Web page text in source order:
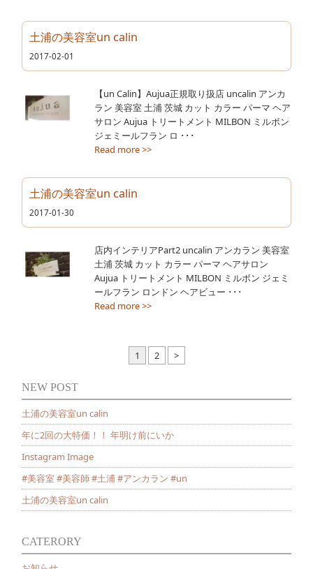
土浦の美容室un calin
2017-02-01
【un Calin】Aujua正規取り扱店 uncalin アンカ
ラン 美容室 土浦 茨城 カット カラー パーマ ヘア
サロン Aujua トリートメント MILBON ミルボン
ジェミールフラン ロ ･･･
Read more >>
土浦の美容室un calin
2017-01-30
店内インテリアPart2 uncalin アンカラン 美容室
土浦 茨城 カット カラー パーマ ヘアサロン
Aujua トリートメント MILBON ミルボン ジェミ
ールフラン ロンドン ヘアビュー ･･･
Read more >>
1 2 >
NEW POST
土浦の美容室un calin
年に2回の大特価！！ 年明け前にいか
Instagram Image
#美容室 #美容師 #土浦 #アンカラン #un
土浦の美容室un calin
CATERORY